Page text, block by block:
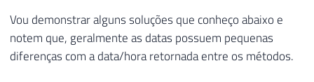
Vou demonstrar alguns soluções que conheço abaixo e
notem que, geralmente as datas possuem pequenas
diferenças com a data/hora retornada entre os métodos.